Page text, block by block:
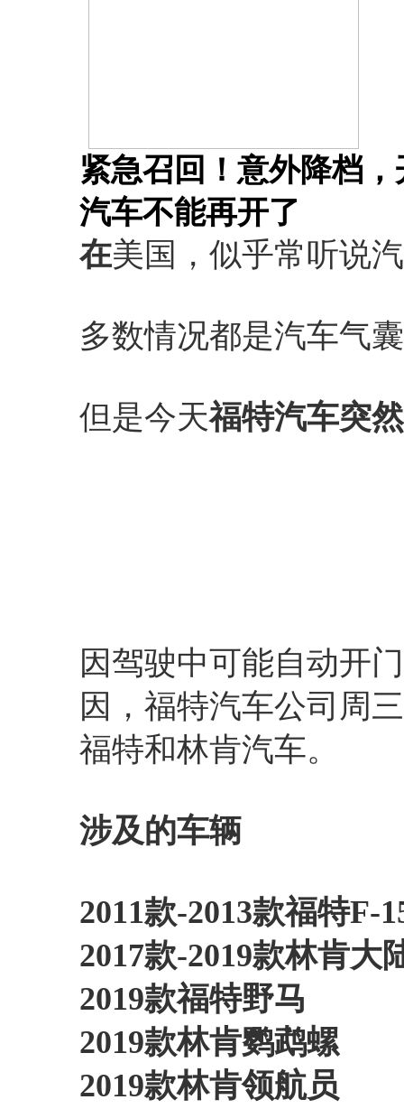
紧急召回！意外降档
汽车不能再开了
在美国，似乎常听说
多数情况都是汽车气
但是今天福特汽车突
因驾驶中可能自动开
因，福特汽车公司周
福特和林肯汽车。
涉及的车辆
2011款-2013款福特F-
2017款-2019款林肯大
2019款福特野马
2019款林肯鹦鹉螺
2019款林肯领航员